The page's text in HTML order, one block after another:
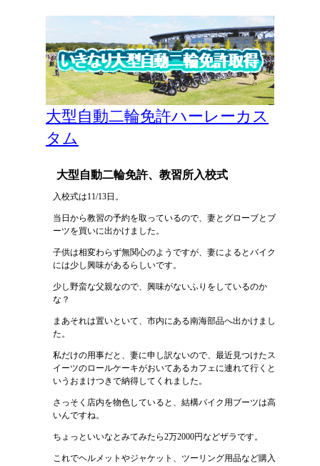
大型自動二輪免許ハーレーカス
タム
大型自動二輪免許、教習所入校式
入校式は11/13日。
当日から教習の予約を取っているので、妻とグローブとブ
ーツを買いに出かけました。
子供は相変わらず無関心のようですが、妻によるとバイク
には少し興味があるらしいです。
少し野蛮な父親なので、興味がないふりをしているのか
な？
まあそれは置いといて、市内にある南海部品へ出かけまし
た。
私だけの用事だと、妻に申し訳ないので、最近見つけたス
イーツのロールケーキがおいてあるカフェに連れて行くと
いうおまけつきで納得してくれました。
さっそく店内を物色していると、結構バイク用ブーツは高
いんですね。
ちょっといいなとみてみたら2万2000円などザラです。
これでヘルメットやジャケット、ツーリング用品など購入